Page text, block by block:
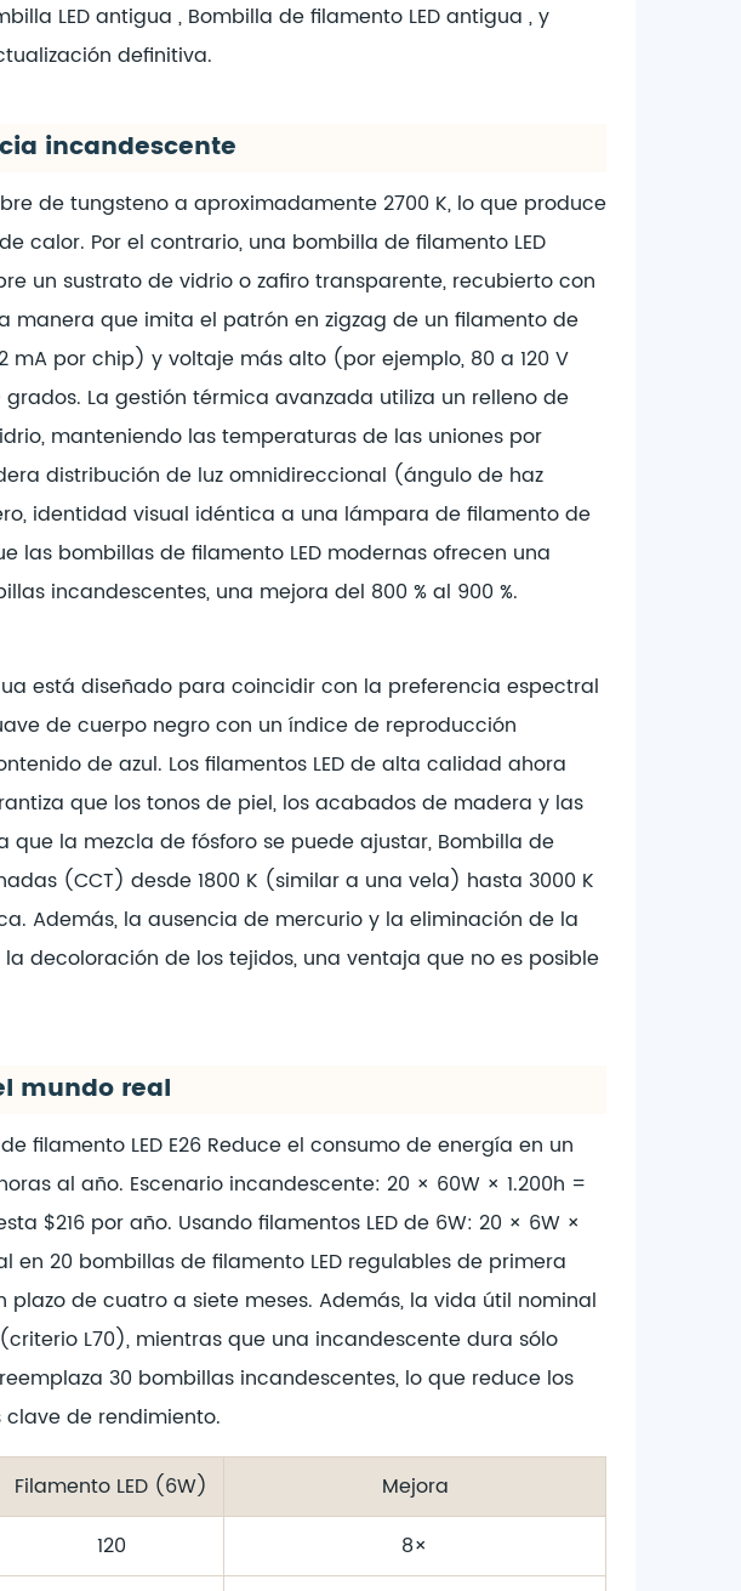
LED antigua , Bombilla de filamento LED antigua , y
definitiva.
incandescente
de tungsteno a aproximadamente 2700 K, lo que produce
calor. Por el contrario, una bombilla de filamento LED
un sustrato de vidrio o zafiro transparente, recubierto con
manera que imita el patrón en zigzag de un filamento de
por chip) y voltaje más alto (por ejemplo, 80 a 120 V
La gestión térmica avanzada utiliza un relleno de
manteniendo las temperaturas de las uniones por
distribución de luz omnidireccional (ángulo de haz
identidad visual idéntica a una lámpara de filamento de
bombillas de filamento LED modernas ofrecen una
incandescentes, una mejora del 800 % al 900 %.
está diseñado para coincidir con la preferencia espectral
de cuerpo negro con un índice de reproducción
de azul. Los filamentos LED de alta calidad ahora
que los tonos de piel, los acabados de madera y las
la mezcla de fósforo se puede ajustar, Bombilla de
(CCT) desde 1800 K (similar a una vela) hasta 3000 K
Además, la ausencia de mercurio y la eliminación de la
decoloración de los tejidos, una ventaja que no es posible
mundo real
filamento LED E26 Reduce el consumo de energía en un
al año. Escenario incandescente: 20 × 60W × 1.200h =
$216 por año. Usando filamentos LED de 6W: 20 × 6W ×
en 20 bombillas de filamento LED regulables de primera
de cuatro a siete meses. Además, la vida útil nominal
L70), mientras que una incandescente dura sólo
30 bombillas incandescentes, lo que reduce los
de rendimiento.
Filamento LED (6W)
Mejora
120
8×